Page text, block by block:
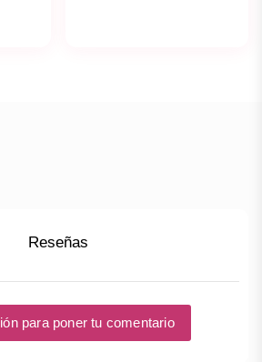
Reseñas
para poner tu comentario